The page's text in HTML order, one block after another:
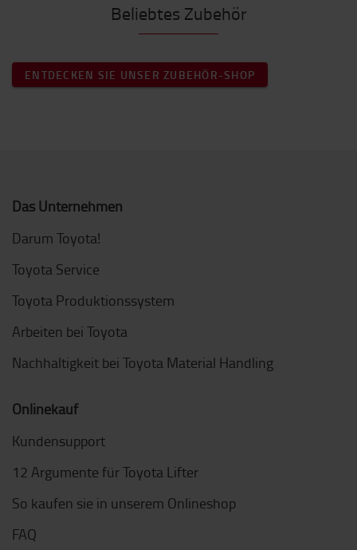
Beliebtes Zubehör
ENTDECKEN SIE UNSER ZUBEHÖR-SHOP
Das Unternehmen
Darum Toyota!
Toyota Service
Toyota Produktionssystem
Arbeiten bei Toyota
Nachhaltigkeit bei Toyota Material Handling
Onlinekauf
Kundensupport
12 Argumente für Toyota Lifter
So kaufen sie in unserem Onlineshop
FAQ